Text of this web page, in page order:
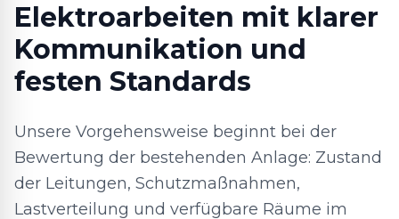
Elektroarbeiten mit klarer
Kommunikation und
festen Standards
Unsere Vorgehensweise beginnt bei der
Bewertung der bestehenden Anlage: Zustand
der Leitungen, Schutzmaßnahmen,
Lastverteilung und verfügbare Räume im